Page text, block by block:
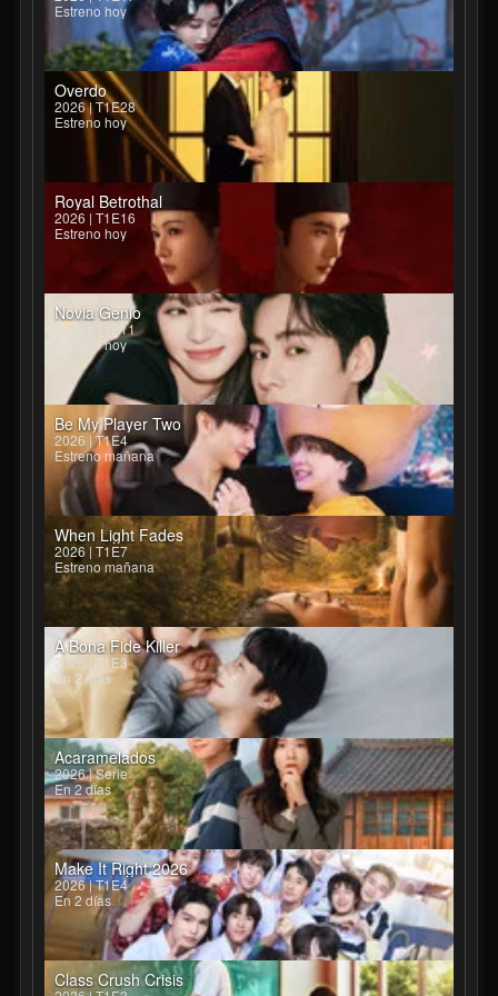
Estreno hoy
Overdo
2026 | T1E28
Estreno hoy
Royal Betrothal
2026 | T1E16
Estreno hoy
Novia Genio
2026 | T1E11
Estreno hoy
Be My Player Two
2026 | T1E4
Estreno mañana
When Light Fades
2026 | T1E7
Estreno mañana
A Bona Fide Killer
2026 | T1E3
En 2 días
Acaramelados
2026 | Serie
En 2 días
Make It Right 2026
2026 | T1E4
En 2 días
Class Crush Crisis